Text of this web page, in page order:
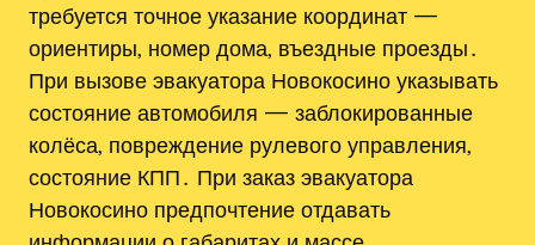
требуется точное указание координат —
ориентиры‚ номер дома‚ въездные проезды․
При вызове эвакуатора Новокосино указывать
состояние автомобиля — заблокированные
колёса‚ повреждение рулевого управления‚
состояние КПП․ При заказ эвакуатора
Новокосино предпочтение отдавать